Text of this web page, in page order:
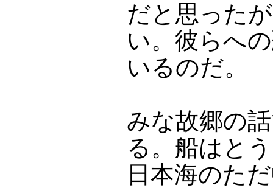
だと思った
い。彼らへ
いるのだ。
みな故郷の
る。船はと
日本海のた